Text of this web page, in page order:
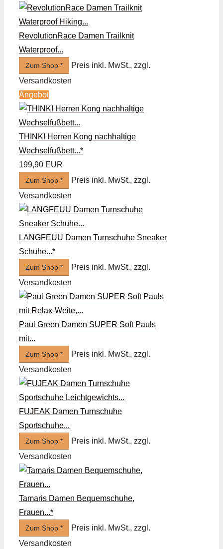
RevolutionRace Damen Trailknit
Waterproof...
Zum Shop *
Preis inkl. MwSt., zzgl.
Versandkosten
Angebot
THINK! Herren Kong nachhaltige
Wechselfußbett...*
199,90 EUR
Zum Shop *
Preis inkl. MwSt., zzgl.
Versandkosten
LANGFEUU Damen Turnschuhe Sneaker
Schuhe...*
Zum Shop *
Preis inkl. MwSt., zzgl.
Versandkosten
Paul Green Damen SUPER Soft Pauls
mit...
Zum Shop *
Preis inkl. MwSt., zzgl.
Versandkosten
FUJEAK Damen Turnschuhe
Sportschuhe...
Zum Shop *
Preis inkl. MwSt., zzgl.
Versandkosten
Tamaris Damen Bequemschuhe,
Frauen...*
Zum Shop *
Preis inkl. MwSt., zzgl.
Versandkosten